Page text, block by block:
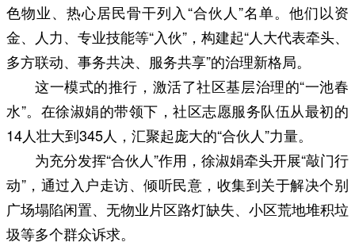
色物业、热心居民骨干列入“合伙人”名单。他们以资
金、人力、专业技能等“入伙”，构建起“人大代表牵头、
多方联动、事务共决、服务共享”的治理新格局。
这一模式的推行，激活了社区基层治理的“一池春
水”。在徐淑娟的带领下，社区志愿服务队伍从最初的
14人壮大到345人，汇聚起庞大的“合伙人”力量。
为充分发挥“合伙人”作用，徐淑娟牵头开展“敲门行
动”，通过入户走访、倾听民意，收集到关于解决个别
广场塌陷闲置、无物业片区路灯缺失、小区荒地堆积垃
圾等多个群众诉求。